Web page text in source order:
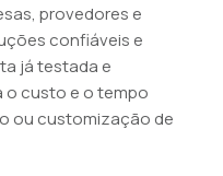
provedores e
confiáveis e
já testada e
o custo e o tempo
ou customização de